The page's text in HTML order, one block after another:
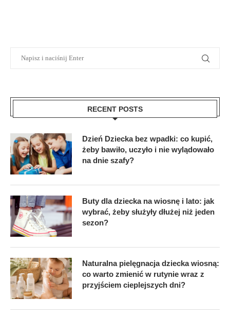
RECENT POSTS
Dzień Dziecka bez wpadki: co kupić,
żeby bawiło, uczyło i nie wylądowało
na dnie szafy?
Buty dla dziecka na wiosnę i lato: jak
wybrać, żeby służyły dłużej niż jeden
sezon?
Naturalna pielęgnacja dziecka wiosną:
co warto zmienić w rutynie wraz z
przyjściem cieplejszych dni?